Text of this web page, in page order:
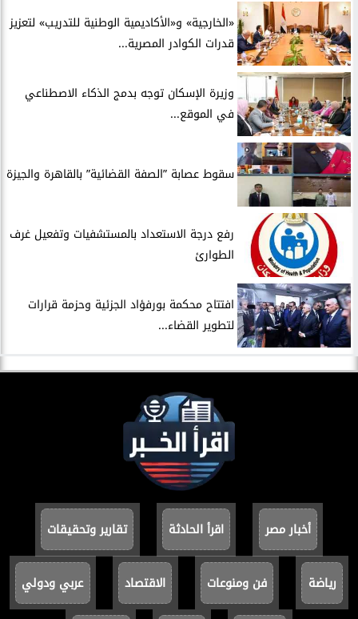
​«الخارجية» و«الأكاديمية الوطنية للتدريب» لتعزيز
قدرات الكوادر المصرية...
​وزيرة الإسكان توجه بدمج الذكاء الاصطناعي
في الموقع...
سقوط عصابة ”الصفة القضائية” بالقاهرة والجيزة
​رفع درجة الاستعداد بالمستشفيات وتفعيل غرف
الطوارئ
افتتاح محكمة بورفؤاد الجزئية وحزمة قرارات
لتطوير القضاء...
أخبار مصر اقرأ الحادثة تقارير وتحقيقات
رياضة فن ومنوعات الاقتصاد عربي ودولي